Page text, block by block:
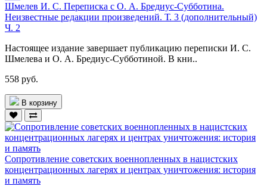
Шмелев И. С. Переписка с О. А. Бредиус-Субботина.
Неизвестные редакции произведений. Т. 3 (дополнительный)
Ч. 2
Настоящее издание завершает публикацию переписки И. С.
Шмелева и О. А. Бредиус-Субботиной. В кни..
558 руб.
В корзину
Сопротивление советских военнопленных в нацистских
концентрационных лагерях и центрах уничтожения: история
и память